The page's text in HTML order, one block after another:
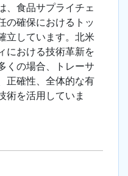
、食品サプライチェ
の確保におけるトッ
立しています。北米
における技術革新を
くの場合、トレーサ
正確性、全体的な有
術を活用していま